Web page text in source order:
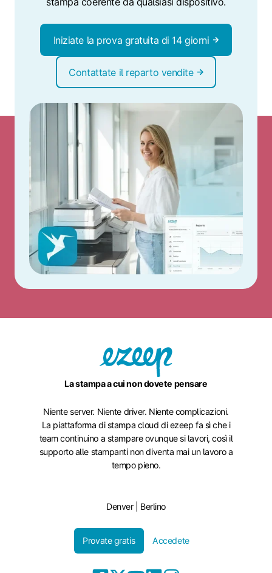
Iniziate la prova gratuita di 14 giorni
Contattate il reparto vendite
La stampa a cui non dovete pensare
Niente server. Niente driver. Niente complicazioni.
La piattaforma di stampa cloud di ezeep fa sì che i
team continuino a stampare ovunque si lavori, così il
supporto alle stampanti non diventa mai un lavoro a
tempo pieno.
Denver | Berlino
Provate gratis Accedete